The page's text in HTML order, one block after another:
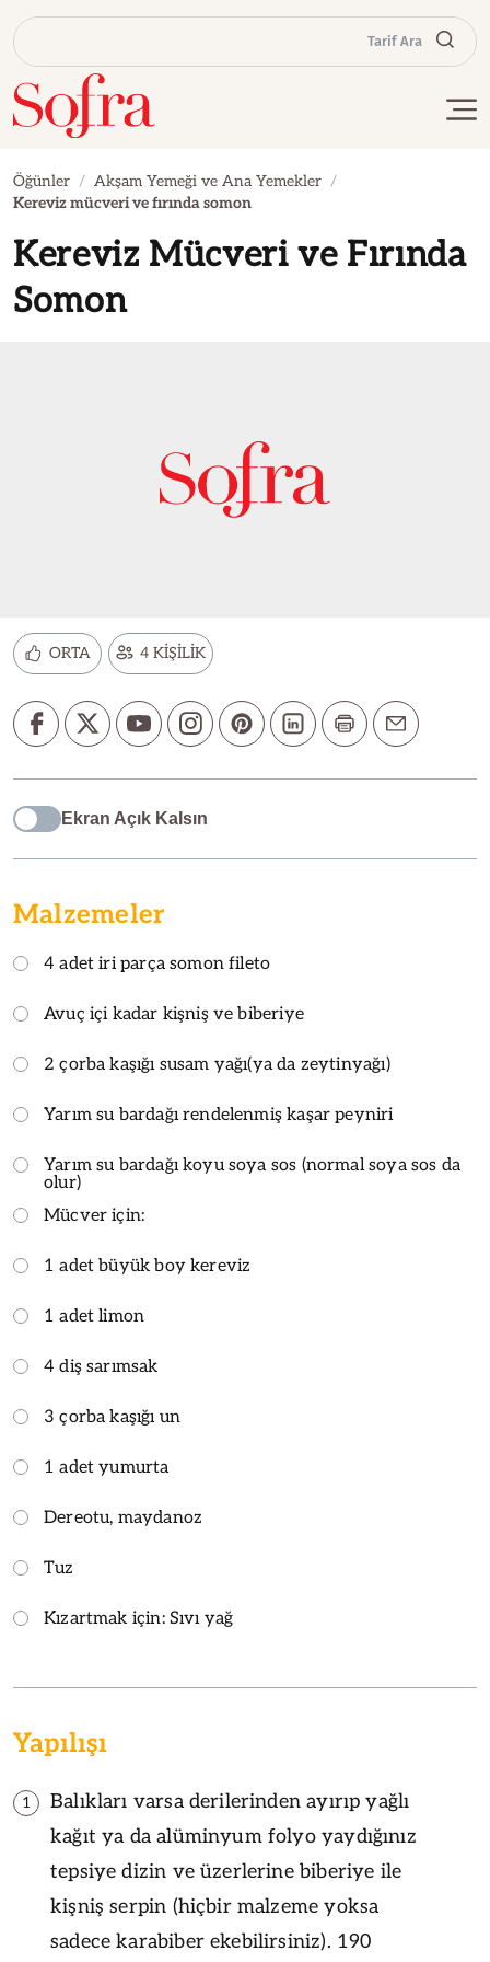
Tarif Ara
Öğünler
Akşam Yemeği ve Ana Yemekler
Kereviz mücveri ve fırında somon
Kereviz Mücveri ve Fırında
Somon
ORTA 4 KİŞİLİK
Ekran Açık Kalsın
Malzemeler
4 adet iri parça somon fileto
Avuç içi kadar kişniş ve biberiye
2 çorba kaşığı susam yağı(ya da zeytinyağı)
Yarım su bardağı rendelenmiş kaşar peyniri
Yarım su bardağı koyu soya sos (normal soya sos da
olur)
Mücver için:
1 adet büyük boy kereviz
1 adet limon
4 diş sarımsak
3 çorba kaşığı un
1 adet yumurta
Dereotu, maydanoz
Tuz
Kızartmak için: Sıvı yağ
Yapılışı
1
Balıkları varsa derilerinden ayırıp yağlı
kağıt ya da alüminyum folyo yaydığınız
tepsiye dizin ve üzerlerine biberiye ile
kişniş serpin (hiçbir malzeme yoksa
sadece karabiber ekebilirsiniz). 190